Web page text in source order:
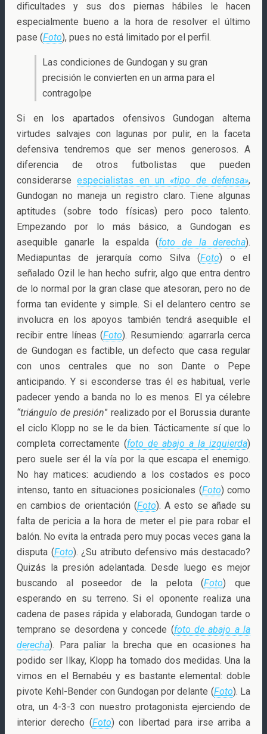
dificultades y sus dos piernas hábiles le hacen
especialmente bueno a la hora de resolver el último
pase (Foto), pues no está limitado por el perfil.
Las condiciones de Gundogan y su gran
precisión le convierten en un arma para el
contragolpe
Si en los apartados ofensivos Gundogan alterna
virtudes salvajes con lagunas por pulir, en la faceta
defensiva tendremos que ser menos generosos. A
diferencia de otros futbolistas que pueden
considerarseespecialistas en un «tipo de defensa»,
Gundogan no maneja un registro claro. Tiene algunas
aptitudes (sobre todo físicas) pero poco talento.
Empezando por lo más básico, a Gundogan es
asequible ganarle la espalda (foto de la derecha).
Mediapuntas de jerarquía como Silva (Foto) o el
señalado Ozil le han hecho sufrir, algo que entra dentro
de lo normal por la gran clase que atesoran, pero no de
forma tan evidente y simple. Si el delantero centro se
involucra en los apoyos también tendrá asequible el
recibir entre líneas (Foto). Resumiendo: agarrarla cerca
de Gundogan es factible, un defecto que casa regular
con unos centrales que no son Dante o Pepe
anticipando. Y si esconderse tras él es habitual, verle
padecer yendo a banda no lo es menos. El ya célebre
“triángulo de presión” realizado por el Borussia durante
el ciclo Klopp no se le da bien. Tácticamente sí que lo
completa correctamente (foto de abajo a la izquierda)
pero suele ser él la vía por la que escapa el enemigo.
No hay matices: acudiendo a los costados es poco
intenso, tanto en situaciones posicionales (Foto) como
en cambios de orientación (Foto). A esto se añade su
falta de pericia a la hora de meter el pie para robar el
balón. No evita la entrada pero muy pocas veces gana la
disputa (Foto). ¿Su atributo defensivo más destacado?
Quizás la presión adelantada. Desde luego es mejor
buscando al poseedor de la pelota (Foto) que
esperando en su terreno. Si el oponente realiza una
cadena de pases rápida y elaborada, Gundogan tarde o
temprano se desordena y concede (foto de abajo a la
derecha). Para paliar la brecha que en ocasiones ha
podido ser Ilkay, Klopp ha tomado dos medidas. Una la
vimos en el Bernabéu y es bastante elemental: doble
pivote Kehl-Bender con Gundogan por delante (Foto). La
otra, un 4-3-3 con nuestro protagonista ejerciendo de
interior derecho (Foto) con libertad para irse arriba a